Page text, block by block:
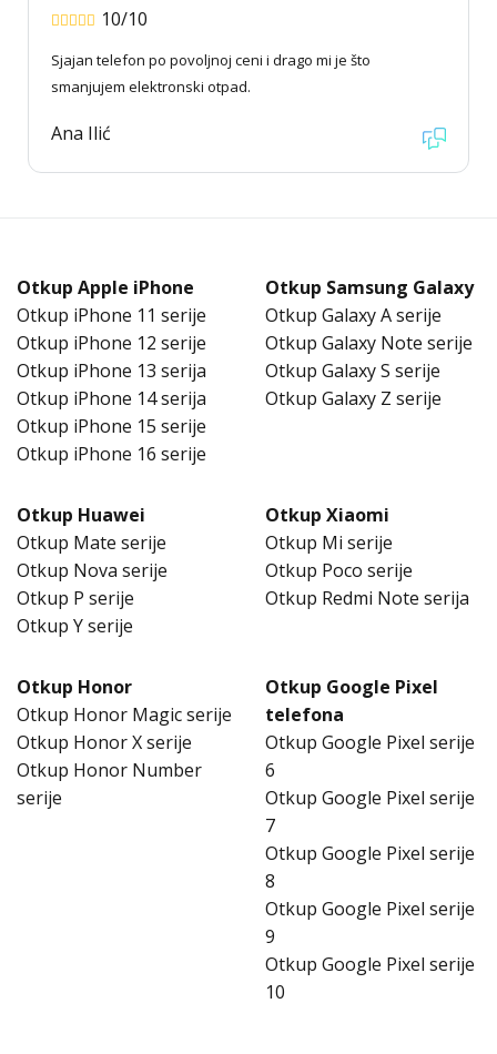
10/10
Sjajan telefon po povoljnoj ceni i drago mi je što
smanjujem elektronski otpad.
Ana Ilić
Otkup Apple iPhone
Otkup iPhone 11 serije
Otkup iPhone 12 serije
Otkup iPhone 13 serija
Otkup iPhone 14 serija
Otkup iPhone 15 serije
Otkup iPhone 16 serije
Otkup Samsung Galaxy
Otkup Galaxy A serije
Otkup Galaxy Note serije
Otkup Galaxy S serije
Otkup Galaxy Z serije
Otkup Huawei
Otkup Mate serije
Otkup Nova serije
Otkup P serije
Otkup Y serije
Otkup Xiaomi
Otkup Mi serije
Otkup Poco serije
Otkup Redmi Note serija
Otkup Honor
Otkup Honor Magic serije
Otkup Honor X serije
Otkup Honor Number
serije
Otkup Google Pixel
telefona
Otkup Google Pixel serije
6
Otkup Google Pixel serije
7
Otkup Google Pixel serije
8
Otkup Google Pixel serije
9
Otkup Google Pixel serije
10